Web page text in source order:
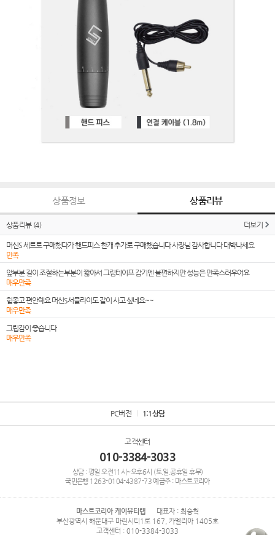
상품정보 상품리뷰
상품리뷰 (4) 더보기
머신S 세트로 구매했다가 핸드피스 한개 추가로 구매했습니다 사장님 감사합니다 대박나세요
만족
앞부분 길이 조절하는부분이 짧아서 그립테이프 감기엔 불편하지만 성능은 만족스러우어요
매우만족
힘좋고 편안해요 머신S서플라이도 같이 사고 싶네요~~
매우만족
그립감이 좋습니다
매우만족
PC버전 1:1상담
고객센터
010-3384-3033
상담 : 평일 오전11시~오후6시 (토.일.공휴일 휴무)
국민은행 1263-0104-4387-73예금주 : 마스트코리아
마스트코리아 케이뷰티랩
대표자 : 최승혁
부산광역시 해운대구 마린시티1로 167, 카멜리아 1405호
고객센터 : 010-3384-3033